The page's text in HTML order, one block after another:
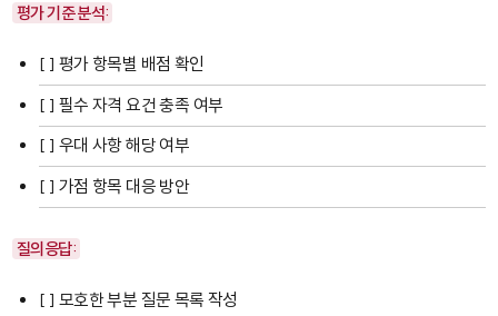
평가 기준 분석:
[ ] 평가 항목별 배점 확인
[ ] 필수 자격 요건 충족 여부
[ ] 우대 사항 해당 여부
[ ] 가점 항목 대응 방안
질의응답:
[ ] 모호한 부분 질문 목록 작성